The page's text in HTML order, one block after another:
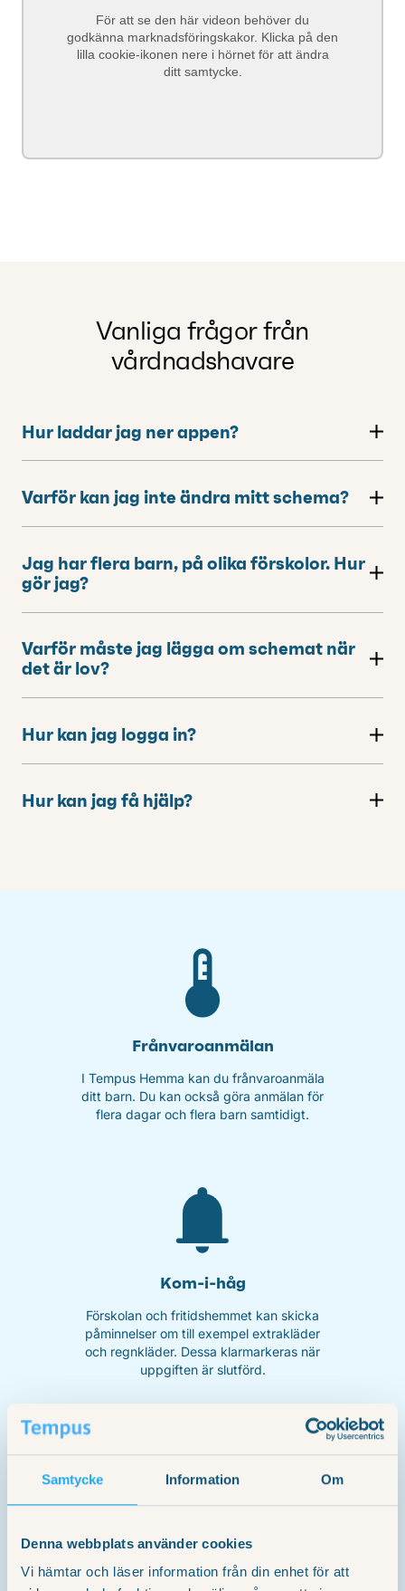
Samtycke Information Om
Denna webbplats använder cookies
Vi hämtar och läser information från din enhet för att
För att se den här videon behöver du
godkänna marknadsföringskakor. Klicka på den
lilla cookie-ikonen nere i hörnet för att ändra
ditt samtycke.
Vanliga frågor från
vårdnadshavare
Hur laddar jag ner appen?
Varför kan jag inte ändra mitt schema?
Jag har flera barn, på olika förskolor. Hur
gör jag?
Varför måste jag lägga om schemat när
det är lov?
Hur kan jag logga in?
Hur kan jag få hjälp?
Frånvaroanmälan
I Tempus Hemma kan du frånvaroanmäla
ditt barn. Du kan också göra anmälan för
flera dagar och flera barn samtidigt.
Kom-i-håg
Förskolan och fritidshemmet kan skicka
påminnelser om till exempel extrakläder
och regnkläder. Dessa klarmarkeras när
uppgiften är slutförd.
Schemaläggning
Schemalägg ett eller flera barn, kopiera